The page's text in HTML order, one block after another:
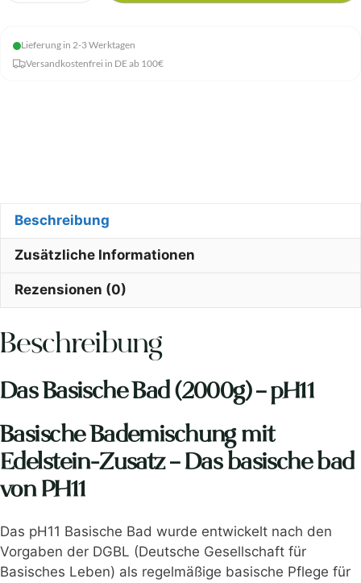
Das
Basische
Lieferung in 2-3 Werktagen
Versandkostenfrei in DE ab 100€
Beschreibung
Zusätzliche Informationen
Rezensionen (0)
Beschreibung
Das Basische Bad (2000g) – pH11
Basische Bademischung mit
Edelstein-Zusatz – Das basische bad
von PH11
Das pH11 Basische Bad wurde entwickelt nach den
Vorgaben der DGBL (Deutsche Gesellschaft für
Basisches Leben) als regelmäßige basische Pflege für